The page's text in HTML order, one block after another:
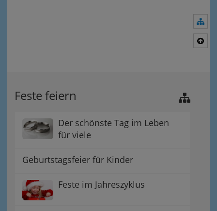
Feste feiern
Der schönste Tag im Leben
für viele
Geburtstagsfeier für Kinder
Feste im Jahreszyklus